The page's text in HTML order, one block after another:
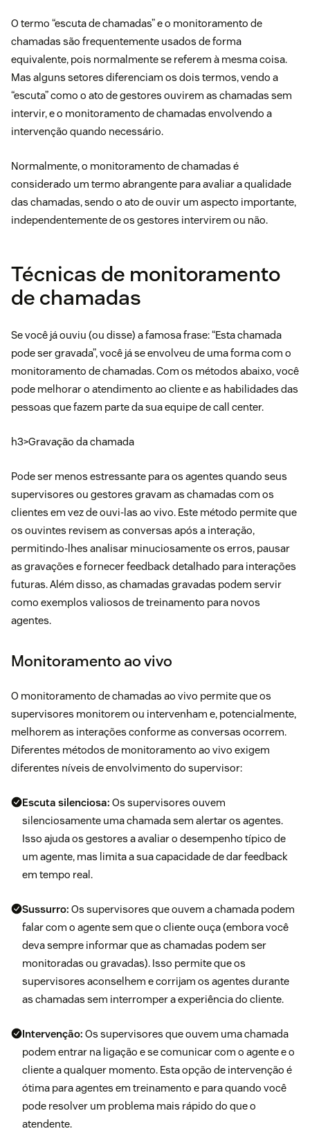
O termo “escuta de chamadas” e o monitoramento de
chamadas são frequentemente usados de forma
equivalente, pois normalmente se referem à mesma coisa.
Mas alguns setores diferenciam os dois termos, vendo a
“escuta” como o ato de gestores ouvirem as chamadas sem
intervir, e o monitoramento de chamadas envolvendo a
intervenção quando necessário.
Normalmente, o monitoramento de chamadas é
considerado um termo abrangente para avaliar a qualidade
das chamadas, sendo o ato de ouvir um aspecto importante,
independentemente de os gestores intervirem ou não.
Técnicas de monitoramento
de chamadas
Se você já ouviu (ou disse) a famosa frase: “Esta chamada
pode ser gravada”, você já se envolveu de uma forma com o
monitoramento de chamadas. Com os métodos abaixo, você
pode melhorar o atendimento ao cliente e as habilidades das
pessoas que fazem parte da sua equipe de call center.
h3>Gravação da chamada
Pode ser menos estressante para os agentes quando seus
supervisores ou gestores gravam as chamadas com os
clientes em vez de ouvi-las ao vivo. Este método permite que
os ouvintes revisem as conversas após a interação,
permitindo-lhes analisar minuciosamente os erros, pausar
as gravações e fornecer feedback detalhado para interações
futuras. Além disso, as chamadas gravadas podem servir
como exemplos valiosos de treinamento para novos
agentes.
Monitoramento ao vivo
O monitoramento de chamadas ao vivo permite que os
supervisores monitorem ou intervenham e, potencialmente,
melhorem as interações conforme as conversas ocorrem.
Diferentes métodos de monitoramento ao vivo exigem
diferentes níveis de envolvimento do supervisor:
Escuta silenciosa: Os supervisores ouvem
silenciosamente uma chamada sem alertar os agentes.
Isso ajuda os gestores a avaliar o desempenho típico de
um agente, mas limita a sua capacidade de dar feedback
em tempo real.
Sussurro: Os supervisores que ouvem a chamada podem
falar com o agente sem que o cliente ouça (embora você
deva sempre informar que as chamadas podem ser
monitoradas ou gravadas). Isso permite que os
supervisores aconselhem e corrijam os agentes durante
as chamadas sem interromper a experiência do cliente.
Intervenção: Os supervisores que ouvem uma chamada
podem entrar na ligação e se comunicar com o agente e o
cliente a qualquer momento. Esta opção de intervenção é
ótima para agentes em treinamento e para quando você
pode resolver um problema mais rápido do que o
atendente.